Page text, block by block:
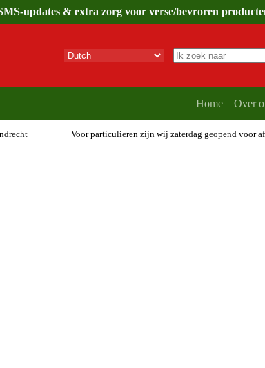
updates & extra zorg voor verse/bevroren
Home Over
Voor particulieren zijn wij zaterdag geopend voor